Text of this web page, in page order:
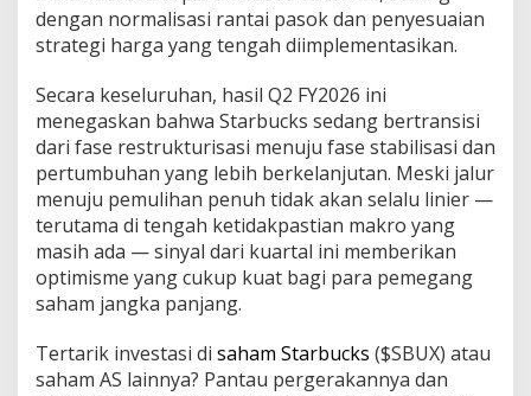
dengan normalisasi rantai pasok dan penyesuaian
strategi harga yang tengah diimplementasikan.
Secara keseluruhan, hasil Q2 FY2026 ini
menegaskan bahwa Starbucks sedang bertransisi
dari fase restrukturisasi menuju fase stabilisasi dan
pertumbuhan yang lebih berkelanjutan. Meski jalur
menuju pemulihan penuh tidak akan selalu linier —
terutama di tengah ketidakpastian makro yang
masih ada — sinyal dari kuartal ini memberikan
optimisme yang cukup kuat bagi para pemegang
saham jangka panjang.
Tertarik investasi di saham Starbucks ($SBUX) atau
saham AS lainnya? Pantau pergerakannya dan